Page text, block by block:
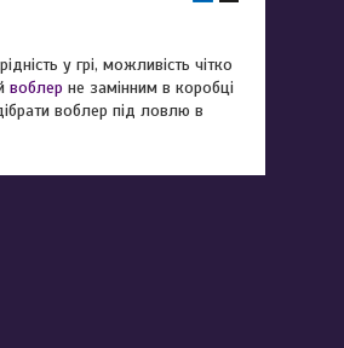
у грі, можливість чітко
воблер не замінним в коробці
воблер під ловлю в